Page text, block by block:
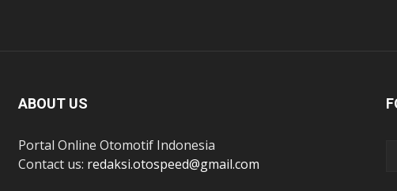
ABOUT US
Portal Online Otomotif Indonesia
Contact us: redaksi.otospeed@gmail.com